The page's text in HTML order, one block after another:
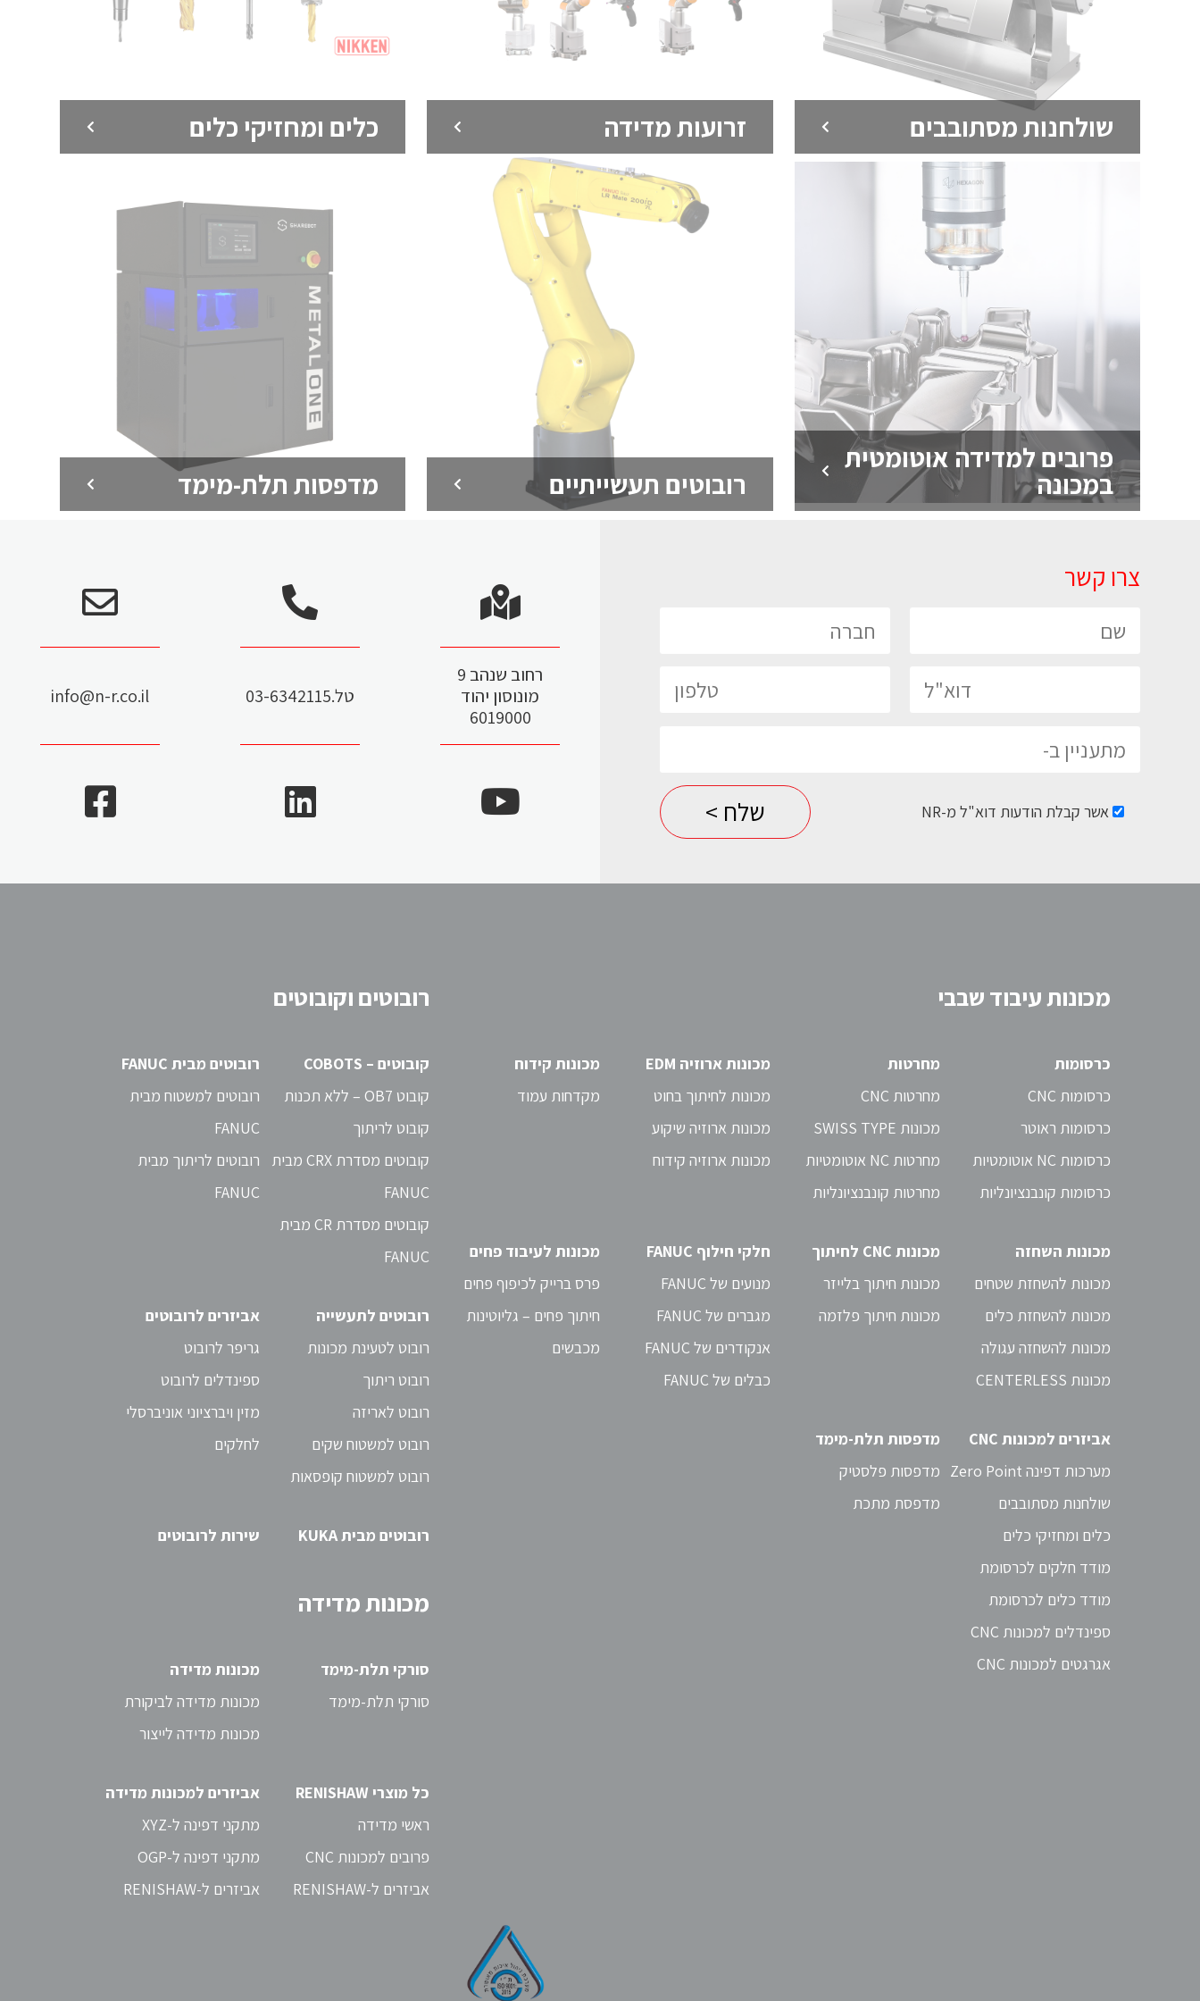
שולחנות מסתובבים זרועות מדידה כלים ומחזיקי כלים
מחזיקי כלים
פרובים למדידה אוטומטית
במכונה רובוטים תעשייתיים
שירות לרובוטים
מדפסות תלת-מימד
מדפסות תלת-מימד פלסטיק
צרו קשר
אשר קבלת הודעות דוא"ל מ-NR
רחוב שנהב 9
מונוסון יהוד
6019000
טל.03-6342115 info@n-r.co.il
מכונות עיבוד שבבי
כרסומות
כרסומות CNC
כרסומות ראוטר
כרסומות NC אוטומטיות
כרסומות קונבנציונליות
מחרטות
מחרטות CNC
מכונות SWISS TYPE
מחרטות NC אוטומטיות
מחרטות קונבנציונליות
מכונות ארוזיה EDM
מכונות לחיתוך בחוט
מכונות ארוזיה שיקוע
מכונות ארוזיה קידוח
מכונות קידוח
מקדחות עמוד
מכונות השחזה
מכונות להשחזת שטחים
מכונות להשחזת כלים
מכונות להשחזה עגולה
מכונות CENTERLESS
מכונות CNC לחיתוך
מכונות חיתוך בלייזר
מכונות חיתוך פלזמה
חלקי חילוף FANUC
מנועים של FANUC
מגברים של FANUC
אנקודרים של FANUC
כבלים של FANUC
מכונות לעיבוד פחים
פרס ברייק לכיפוף פחים
חיתוך פחים – גליוטינות
מכבשים
אביזרים למכונות CNC
מערכות דפינה Zero Point
שולחנות מסתובבים
כלים ומחזיקי כלים
מודד חלקים לכרסומת
מודד כלים לכרסומת
ספינדלים למכונות CNC
אגרגטים למכונות CNC
מדפסות תלת-מימד
מדפסות פלסטיק
מדפסת מתכת
רובוטים וקובוטים
קובוטים – COBOTS
קובוט OB7 – ללא תכנות
קובוט לריתוך
קובוטים מסדרת CRX מבית
FANUC
קובוטים מסדרת CR מבית
FANUC
רובוטים מבית FANUC
רובוטים למשטוח מבית
FANUC
רובוטים לריתוך מבית
FANUC
רובוטים לתעשייה
רובוט לטעינת מכונות
רובוט ריתוך
רובוט לאריזה
רובוט למשטוח שקים
רובוט למשטוח קופסאות
אביזרים לרובוטים
גריפר לרובוט
ספינדלים לרובוט
מזין ויברציוני אוניברסלי
לחלקים
רובוטים מבית KUKA שירות לרובוטים
מכונות מדידה
סורקי תלת-מימד
סורקי תלת-מימד
מכונות מדידה
מכונות מדידה לביקורת
מכונות מדידה לייצור
כל מוצרי RENISHAW
ראשי מדידה
פרובים למכונות CNC
אביזרים ל-RENISHAW
אביזרים למכונות מדידה
מתקני דפינה ל-XYZ
מתקני דפינה ל-OGP
אביזרים ל-RENISHAW